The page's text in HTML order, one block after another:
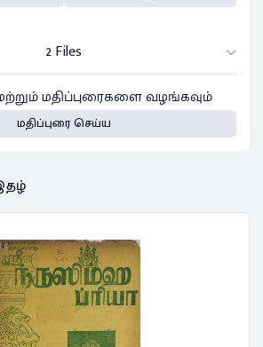
2 Files
மதிப்புரைகளை வழங்கவும்
மதிப்புரை செய்ய